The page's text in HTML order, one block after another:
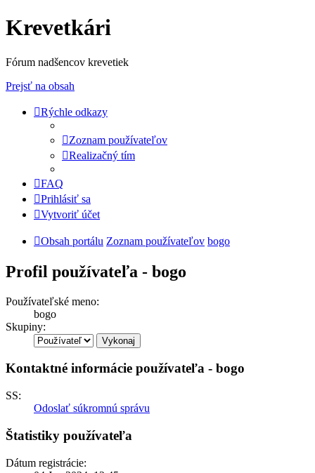
Krevetkári
Fórum nadšencov krevetiek
Prejsť na obsah
Rýchle odkazy
Zoznam používateľov
Realizačný tím
FAQ
Prihlásiť sa
Vytvoriť účet
Obsah portálu Zoznam používateľov bogo
Profil používateľa - bogo
Používateľské meno:
bogo
Skupiny:
Kontaktné informácie používateľa - bogo
SS:
Odoslať súkromnú správu
Štatistiky používateľa
Dátum registrácie: